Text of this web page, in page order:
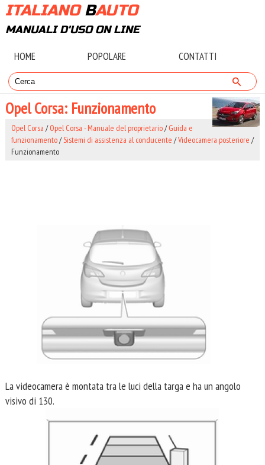
ITALIANOBAUTO
MANUALI D'USO ON LINE
HOME POPOLARE CONTATTI
Opel Corsa: Funzionamento
Opel Corsa /Opel Corsa - Manuale del proprietario/Guida e
funzionamento/Sistemi di assistenza al conducente /Videocamera posteriore /
Funzionamento
La videocamera è montata tra le luci della targa e ha un angolo
visivo di 130.